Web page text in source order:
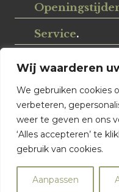
Wij waarderen
We gebruiken cookies
verbeteren,
weer te geven en ons
‘Alles accepteren’ te
gebruik van cookies.
Aanpassen
Service.
Volg ons
© Punte Juwelier
Watch